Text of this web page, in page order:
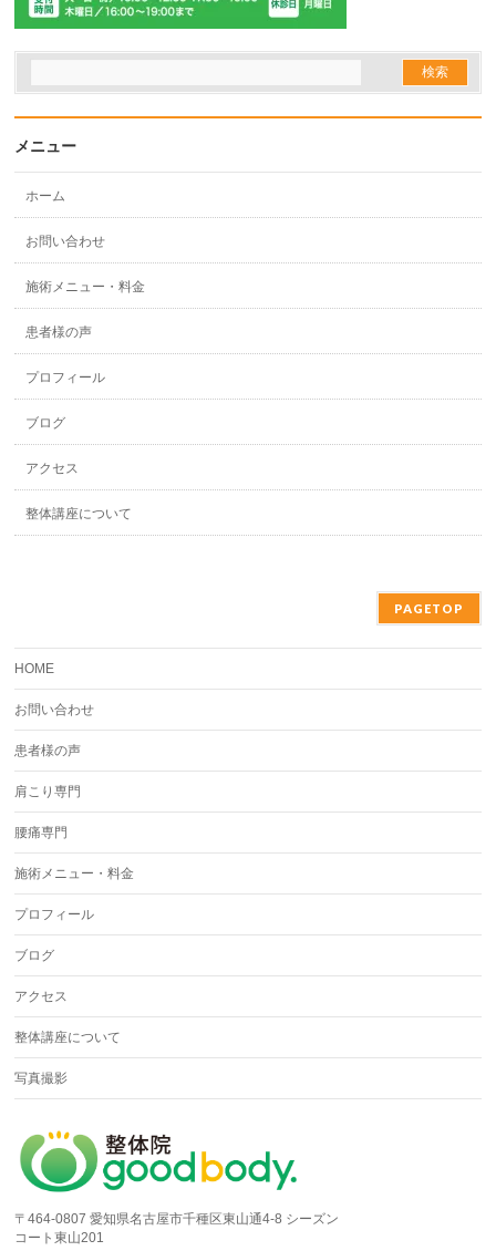
メニュー
ホーム
お問い合わせ
施術メニュー・料金
患者様の声
プロフィール
ブログ
アクセス
整体講座について
PAGETOP
HOME
お問い合わせ
患者様の声
肩こり専門
腰痛専門
施術メニュー・料金
プロフィール
ブログ
アクセス
整体講座について
写真撮影
〒464-0807 愛知県名古屋市千種区東山通4-8 シーズン
コート東山201